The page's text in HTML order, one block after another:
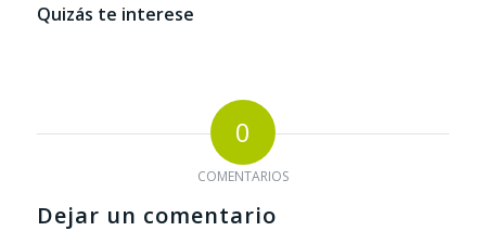
Quizás te interese
0
COMENTARIOS
Dejar un comentario